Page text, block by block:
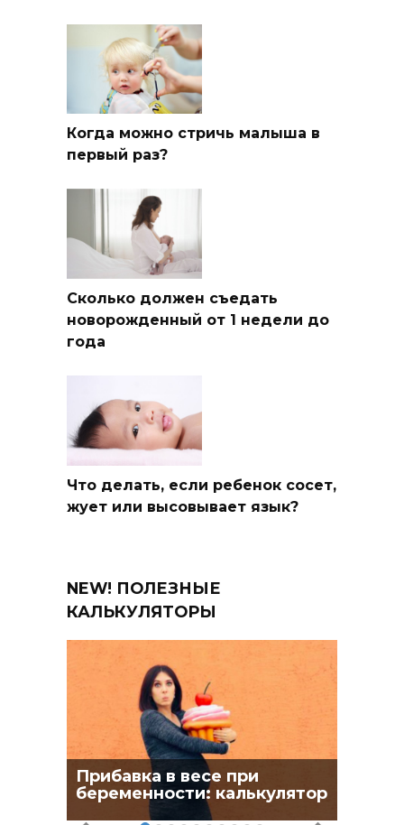
Когда можно стричь малыша в
первый раз?
Сколько должен съедать
новорожденный от 1 недели до
года
Что делать, если ребенок сосет,
жует или высовывает язык?
NEW! ПОЛЕЗНЫЕ
КАЛЬКУЛЯТОРЫ
Прибавка в весе при
беременности: калькулятор